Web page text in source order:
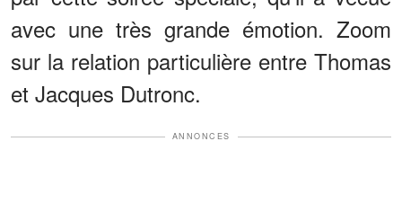
avec une très grande émotion. Zoom
sur la relation particulière entre Thomas
et Jacques Dutronc.
ANNONCES